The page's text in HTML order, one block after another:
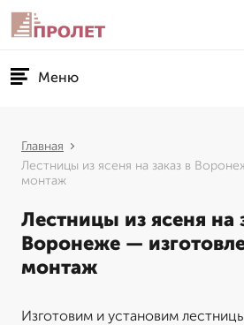
Меню
Главная
Лестницы из ясеня на заказ в
монтаж
Лестницы из ясеня на
Воронеже —
монтаж
Изготовим и установим